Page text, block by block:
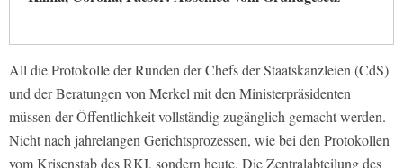
All die Protokolle der Runden der Chefs der Staatskanzleien (CdS)
und der Beratungen von Merkel mit den Ministerpräsidenten
müssen der Öffentlichkeit vollständig zugänglich gemacht werden.
Nicht nach jahrelangen Gerichtsprozessen, wie bei den Protokollen
vom Krisenstab des RKI, sondern heute. Die Zentralabteilung des